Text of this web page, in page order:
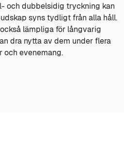
och dubbelsidig tryckning kan
syns tydligt från alla håll.
lämpliga för långvarig
dra nytta av dem under flera
och evenemang.